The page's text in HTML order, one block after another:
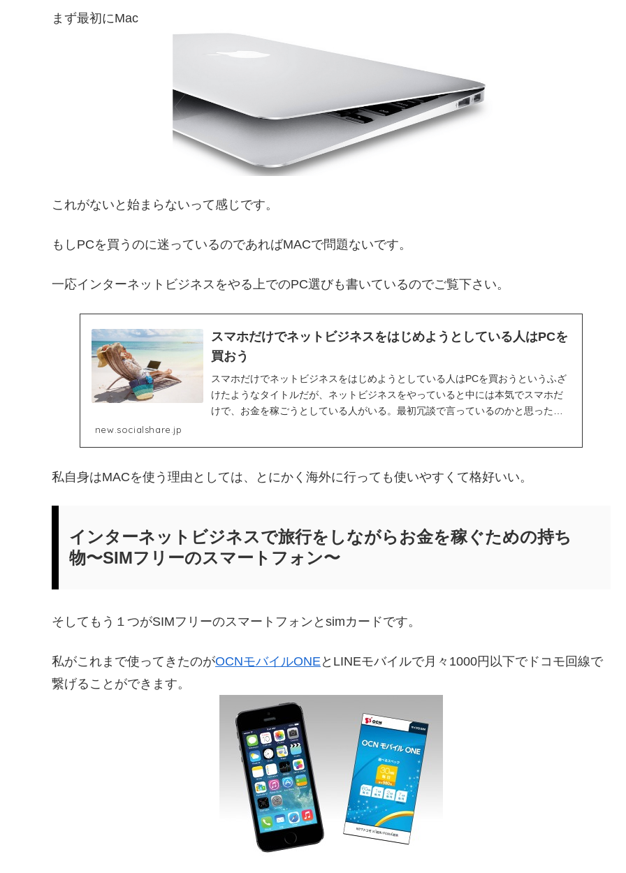
まず最初にMac
これがないと始まらないって感じです。
もしPCを買うのに迷っているのであればMACで問題ないです。
一応インターネットビジネスをやる上でのPC選びも書いているのでご覧下さい。
スマホだけでネットビジネスをはじめようとしている人はPCを
買おう
スマホだけでネットビジネスをはじめようとしている人はPCを買おうというふざ
けたようなタイトルだが、ネットビジネスをやっていると中には本気でスマホだ
けで、お金を稼ごうとしている人がいる。最初冗談で言っているのかと思った
new.socialshare.jp
私自身はMACを使う理由としては、とにかく海外に行っても使いやすくて格好いい。
インターネットビジネスで旅行をしながらお金を稼ぐための持ち
物〜SIMフリーのスマートフォン〜
そしてもう１つがSIMフリーのスマートフォンとsimカードです。
私がこれまで使ってきたのがOCNモバイルONEとLINEモバイルで月々1000円以下でドコモ回線で
繋げることができます。